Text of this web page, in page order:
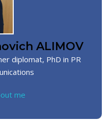
ALIMOV
diplomat, PhD in PR
me